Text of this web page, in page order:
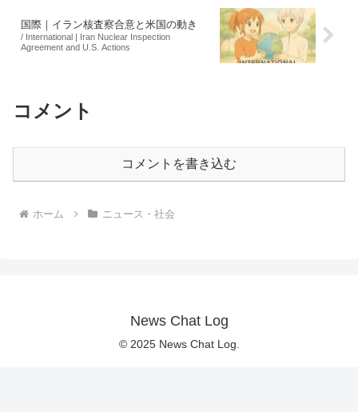
国際｜イラン核査察合意と米国の動き
/ International | Iran Nuclear Inspection
Agreement and U.S. Actions
コメント
コメントを書き込む
ホーム ニュース・社会
News Chat Log
© 2025 News Chat Log.